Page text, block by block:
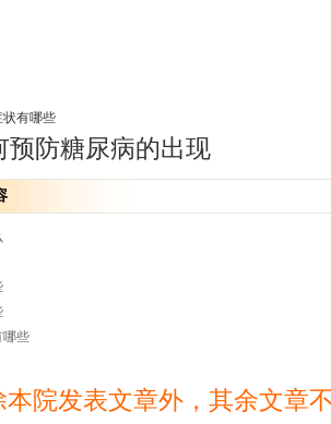
状有哪些
预防糖尿病的出现
哪些
院发表文章外，其余文章